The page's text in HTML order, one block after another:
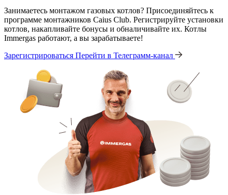
Занимаетесь монтажом газовых котлов? Присоединяйтесь к
программе монтажников Caius Club. Регистрируйте установки
котлов, накапливайте бонусы и обналичивайте их. Котлы
Immergas работают, а вы зарабатываете!
Зарегистрироваться Перейти в Телеграмм-канал